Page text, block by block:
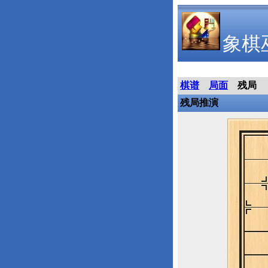
象棋
棋谱 局面
残局
残局推演